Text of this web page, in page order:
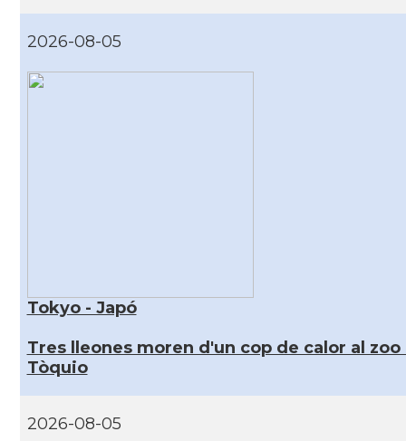
2026-08-05
Tokyo - Japó
Tres lleones moren d'un cop de calor al zoo
Tòquio
2026-08-05